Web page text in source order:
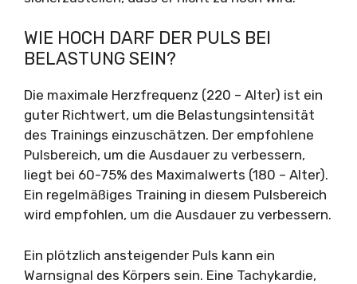
WIE HOCH DARF DER PULS BEI
BELASTUNG SEIN?
Die maximale Herzfrequenz (220 – Alter) ist ein
guter Richtwert, um die Belastungsintensität
des Trainings einzuschätzen. Der empfohlene
Pulsbereich, um die Ausdauer zu verbessern,
liegt bei 60-75% des Maximalwerts (180 – Alter).
Ein regelmäßiges Training in diesem Pulsbereich
wird empfohlen, um die Ausdauer zu verbessern.
Ein plötzlich ansteigender Puls kann ein
Warnsignal des Körpers sein. Eine Tachykardie,